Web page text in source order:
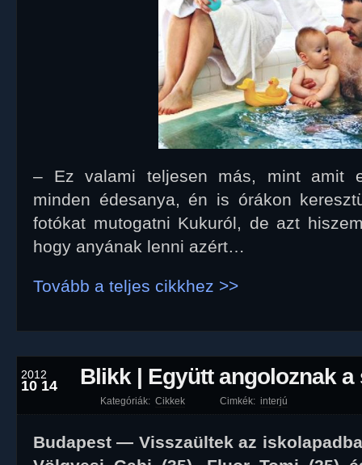
– Ez valami teljesen más, mint amit
minden édesanya, én is órákon
fotókat mutogatni Kukuról, de azt
hogy anyának lenni azért…
Tovább a teljes cikkhez >>
2012
10 14 Blikk | Együtt angoloznak a
Kategóriák: Cikkek Cimkék: interjú
Budapest — Visszaültek az